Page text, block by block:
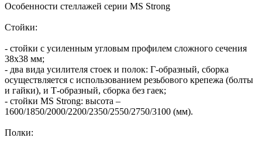
Особенности стеллажей серии MS Strong
Стойки:
- стойки с усиленным угловым профилем сложного сечения
38х38 мм;
- два вида усилителя стоек и полок: Г-образный, сборка
осуществляется с использованием резьбового крепежа (болты
и гайки), и Т-образный, сборка без гаек;
- стойки MS Strong: высота –
1600/1850/2000/2200/2350/2550/2750/3100 (мм).
Полки: